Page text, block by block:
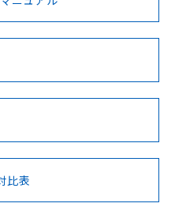
Cd Cr(VI)
比表